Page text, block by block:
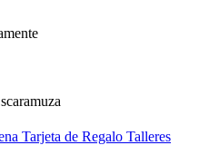
Tarjeta de Regalo Talleres